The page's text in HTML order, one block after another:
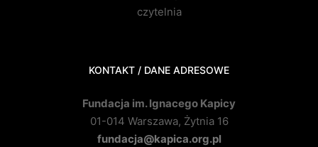
czytelnia
KONTAKT / DANE ADRESOWE
Fundacja im. Ignacego Kapicy
01-014 Warszawa, Żytnia 16
fundacja@kapica.org.pl